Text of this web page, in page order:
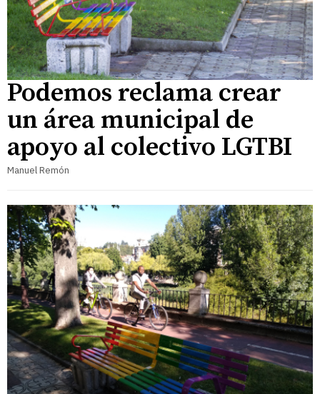
Podemos reclama crear
un área municipal de
apoyo al colectivo LGTBI
Manuel Remón